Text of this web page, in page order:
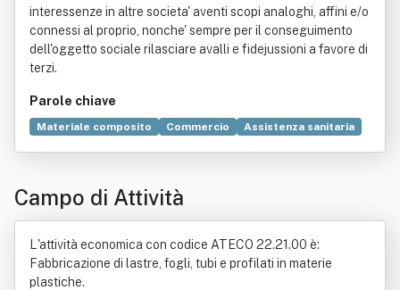
interessenze in altre societa' aventi scopi analoghi, affini e/o
connessi al proprio, nonche' sempre per il conseguimento
dell'oggetto sociale rilasciare avalli e fidejussioni a favore di
terzi.
Parole chiave
Materiale composito Commercio
Assistenza sanitaria
Made in Italy
Nave
Prototipo
Controllo non distruttivo
Manufatto
Manutenzione
Servizio
Settore immobiliare
Campo di Attività
L'attività economica con codice ATECO 22.21.00 è:
Fabbricazione di lastre, fogli, tubi e profilati in materie
plastiche.